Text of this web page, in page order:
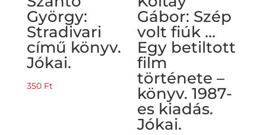
György:
Stradivari
című könyv.
Jókai.
350 Ft
Gábor: Szép
volt fiúk …
Egy betiltott
film
története –
könyv. 1987-
es kiadás.
Jókai.